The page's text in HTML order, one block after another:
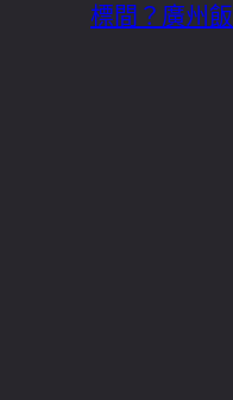
標間？廣州